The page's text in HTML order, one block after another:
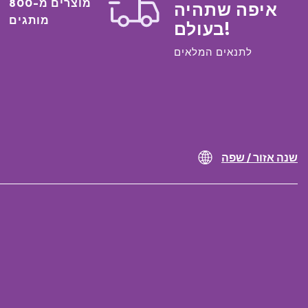
מוצרים מ-800
מותגים
איפה שתהיה
בעולם!
לתנאים המלאים
שנה אזור / שפה